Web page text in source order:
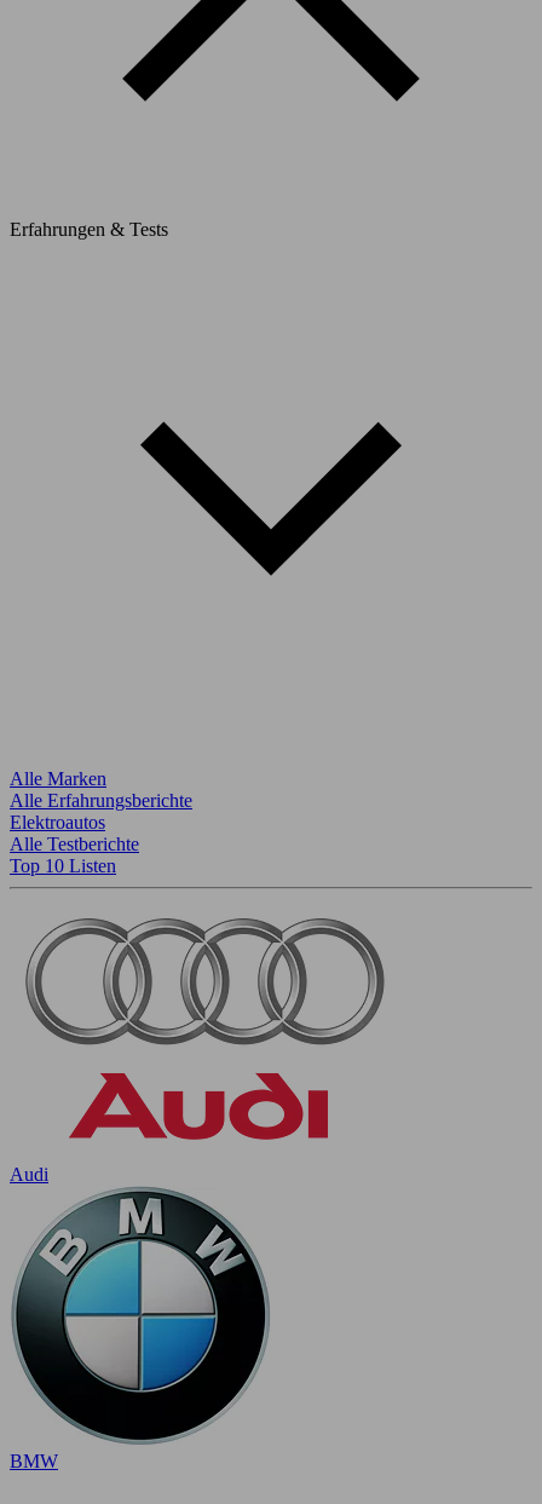
Erfahrungen & Tests
Alle Marken
Alle Erfahrungsberichte
Elektroautos
Alle Testberichte
Top 10 Listen
Audi
BMW